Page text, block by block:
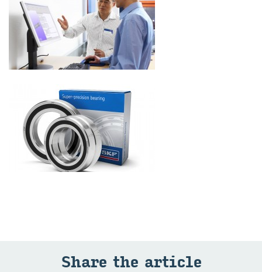
Share the ar­ti­cle